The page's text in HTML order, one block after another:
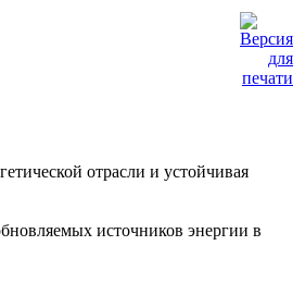
отрасли и устойчивая
источников энергии в